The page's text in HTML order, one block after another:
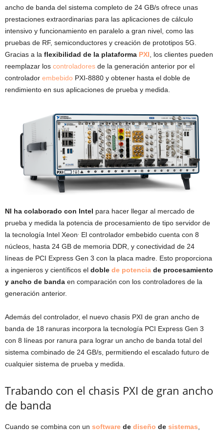
ancho de banda del sistema completo de 24 GB/s ofrece unas
prestaciones extraordinarias para las aplicaciones de cálculo
intensivo y funcionamiento en paralelo a gran nivel, como las
pruebas de RF, semiconductores y creación de prototipos 5G.
Gracias a la flexibilidad de la plataforma PXI , los clientes pueden
reemplazar los controladores de la generación anterior por el
controlador embebido PXI-8880 y obtener hasta el doble de
rendimiento en sus aplicaciones de prueba y medida.
NI ha colaborado con Intel para hacer llegar al mercado de
prueba y medida la potencia de procesamiento de tipo servidor de
la tecnología Intel Xeon El controlador embebido cuenta con 8
núcleos, hasta 24 GB de memoria DDR, y conectividad de 24
líneas de PCI Express Gen 3 con la placa madre. Esto proporciona
a ingenieros y científicos el doble de potencia de procesamiento
y ancho de banda en comparación con los controladores de la
generación anterior.
Además del controlador, el nuevo chasis PXI de gran ancho de
banda de 18 ranuras incorpora la tecnología PCI Express Gen 3
con 8 líneas por ranura para lograr un ancho de banda total del
sistema combinado de 24 GB/s, permitiendo el escalado futuro de
cualquier sistema de prueba y medida.
Trabando con el chasis PXI de gran ancho
de banda
Cuando se combina con un software de diseño de sistemas